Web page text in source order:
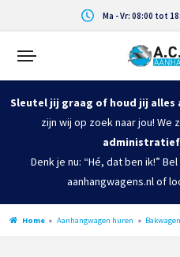
Ma - Vr: 08:00 tot
Sleutel jij graag of houd jij
zijn wij op zoek naar jou! We
Denk je nu: “Hé, dat ben ik!”
aanhangwagens.nl of
Home » Aanhangwagen huren »